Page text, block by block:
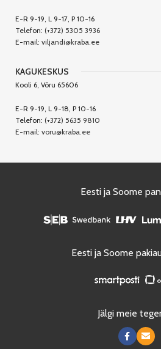
E-R 9-19, L 9-17, P 10-16
Telefon: (+372) 5305 3936
E-mail: viljandi@kraba.ee
KAGUKESKUS
Kooli 6, Võru 65606
E-R 9-19, L 9-18, P 10-16
Telefon: (+372) 5635 9810
E-mail: voru@kraba.ee
Eesti ja Soome
Eesti ja Soome
Jälgi meie